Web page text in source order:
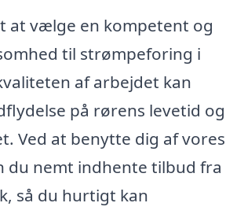
at vælge en kompetent og
til strømpeforing i
af arbejdet kan
på rørens levetid og
Ved at benytte dig af vores
du nemt indhente tilbud fra
så du hurtigt kan